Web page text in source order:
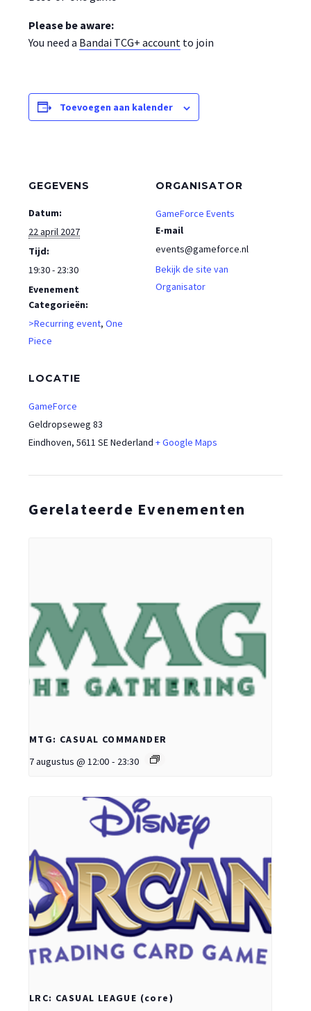
Please be aware:
You need a Bandai TCG+ account to join
Toevoegen aan kalender
GEGEVENS
Datum:
22 april 2027
Tijd:
19:30 - 23:30
Evenement
Categorieën:
>Recurring event, One
Piece
LOCATIE
GameForce
Geldropseweg 83
Eindhoven, 5611 SENederland + Google Maps
ORGANISATOR
GameForce Events
E-mail
events@gameforce.nl
Bekijk de site van
Organisator
Gerelateerde Evenementen
MTG: CASUAL COMMANDER
7 augustus @ 12:00 - 23:30
LRC: CASUAL LEAGUE (core)